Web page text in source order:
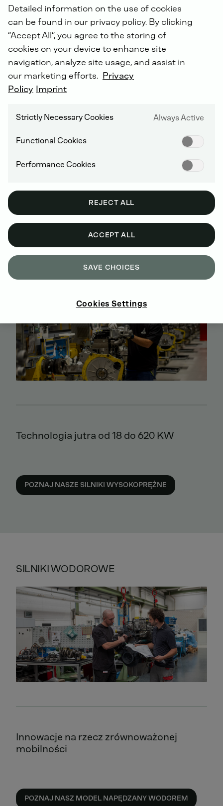
SILNIKI WYSOKOPRĘŻNE DEUTZ
Technologia jutra od 18 do 620 KW
POZNAJ NASZE SILNIKI WYSOKOPRĘŻNE
SILNIKI WODOROWE
Innowacje na rzecz zrównoważonej
mobilności
POZNAJ NASZ MODEL NAPĘDZANY WODOREM
Detailed information on the use of cookies
can be found in our privacy policy. By clicking
“Accept All”, you agree to the storing of
cookies on your device to enhance site
navigation, analyze site usage, and assist in
our marketing efforts. Privacy
Policy Imprint
Strictly Necessary Cookies Always Active
Functional Cookies
Performance Cookies
REJECT ALL
ACCEPT ALL
SAVE CHOICES
Cookies Settings